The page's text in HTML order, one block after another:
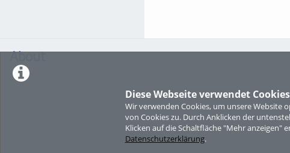
Diese Webseite verwendet Cookies
Wir verwenden Cookies, um unsere Website
von Cookies zu. Durch Anklicken der
Klicken auf die Schaltfläche "Mehr anzeigen"
Datenschutzerklärung.
About